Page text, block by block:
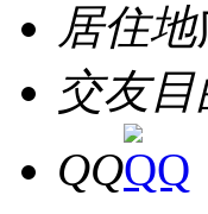
居住地
交友目
QQ